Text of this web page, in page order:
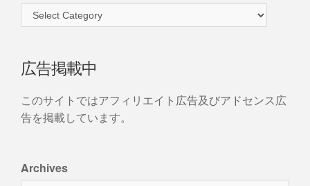
広告掲載中
このサイトではアフィリエイト広告及びアドセンス広
告を掲載しています。
Archives